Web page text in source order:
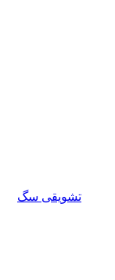
تشویقی سگ